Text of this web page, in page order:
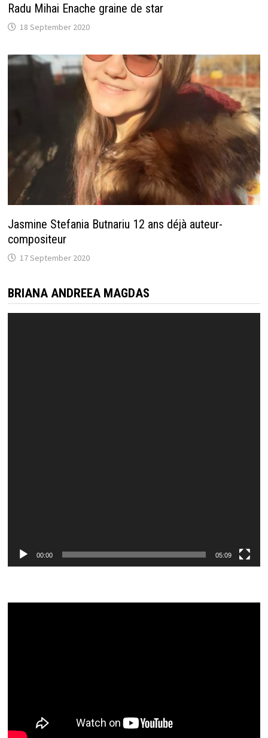
Radu Mihai Enache graine de star
18 September 2020
Jasmine Stefania Butnariu 12 ans déjà auteur-
compositeur
17 September 2020
BRIANA ANDREEA MAGDAS
00:00 05:09